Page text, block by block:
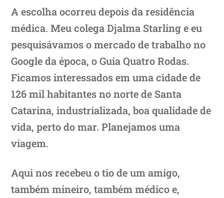
A escolha ocorreu depois da residência
médica. Meu colega Djalma Starling e eu
pesquisávamos o mercado de trabalho no
Google da época, o Guia Quatro Rodas.
Ficamos interessados em uma cidade de
126 mil habitantes no norte de Santa
Catarina, industrializada, boa qualidade de
vida, perto do mar. Planejamos uma
viagem.
Aqui nos recebeu o tio de um amigo,
também mineiro, também médico e,